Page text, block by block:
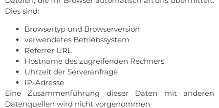
Dies sind:
Browsertyp und Browserversion
verwendetes Betriebssystem
Referrer URL
Hostname des zugreifenden Rechners
Uhrzeit der Serveranfrage
IP-Adresse
Eine Zusammenführung dieser Daten mit anderen
Datenquellen wird nicht vorgenommen.